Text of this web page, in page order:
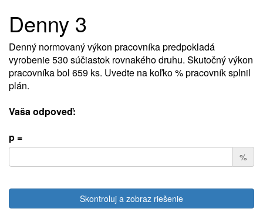
Denny 3
Denný normovaný výkon pracovníka predpokladá
vyrobenie 530 súčiastok rovnakého druhu. Skutočný výkon
pracovníka bol 659 ks. Uvedte na koľko % pracovník splnil
plán.
Vaša odpoveď:
p =
%
Skontroluj a zobraz riešenie